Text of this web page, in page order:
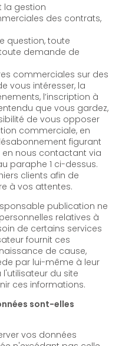
la gestion
des contrats,
question, toute
demande de
commerciales sur des
vous intéresser, la
l’inscription à
que vous gardez,
commerciale, en
figurant
nous contactant via
paraphe 1 ci-dessus.
clients afin de
à vos attentes.
publication ne
relatives à
de certains services
fournit ces
de cause,
par lui-même à leur
ces informations.
sont-elles
vos données